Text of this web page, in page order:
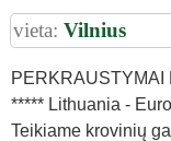
vieta: Vilnius
PERKRAUSTYMAI
***** Lithuania -
Teikiame krovinių